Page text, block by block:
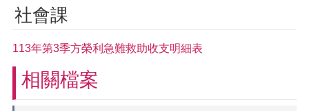
社會課
113年第3季方榮利急難救助收支明細表
相關檔案